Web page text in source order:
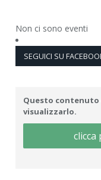
Non ci sono eventi
SEGUICI SU
Questo contenuto
visualizzarlo.
clicca